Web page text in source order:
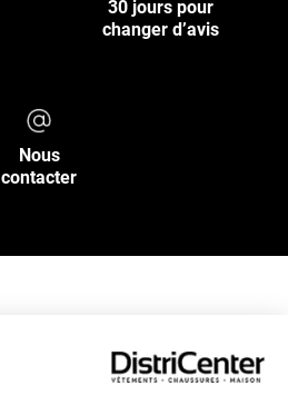
30 jours pour
changer d’avis
Nous
contacter